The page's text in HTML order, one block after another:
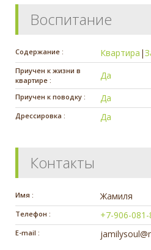
Воспитание
Содержание : Квартира |
Приучен к жизни в
квартире :
Да
Приучен к поводку : Да
Дрессировка : Да
Контакты
Имя : Жамиля
Телефон : +7-906-081-
E-mail :